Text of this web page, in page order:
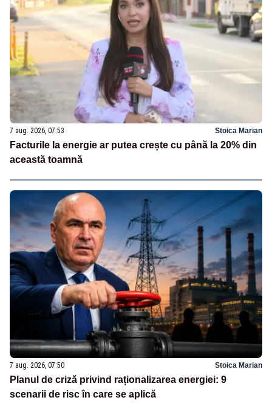
7 aug. 2026, 07:53 Stoica Marian
Facturile la energie ar putea crește cu până la 20% din
această toamnă
7 aug. 2026, 07:50 Stoica Marian
Planul de criză privind raționalizarea energiei: 9
scenarii de risc în care se aplică